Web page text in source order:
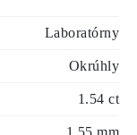
Laboratórny
Okrúhly
1.54 ct
1.55 mm